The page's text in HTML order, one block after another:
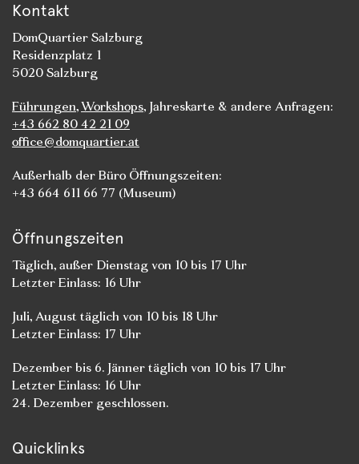
Kontakt
DomQuartier Salzburg
Residenzplatz 1
5020 Salzburg
Führungen,Workshops, Jahreskarte & andere Anfragen:
+43 662 80 42 21 09
office@domquartier.at
Außerhalb der Büro Öffnungszeiten:
+43 664 611 66 77 (Museum)
Öffnungszeiten
Täglich, außer Dienstag von 10 bis 17 Uhr
Letzter Einlass: 16 Uhr
Juli, August täglich von 10 bis 18 Uhr
Letzter Einlass: 17 Uhr
Dezember bis 6. Jänner täglich von 10 bis 17 Uhr
Letzter Einlass: 16 Uhr
24. Dezember geschlossen.
Quicklinks